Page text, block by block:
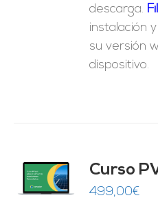
descarga. Fil
instalación
su versión
dispositivo.
Curso
499,00€